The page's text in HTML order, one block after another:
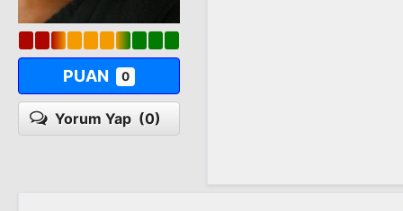
PUAN 0
Yorum Yap (0)